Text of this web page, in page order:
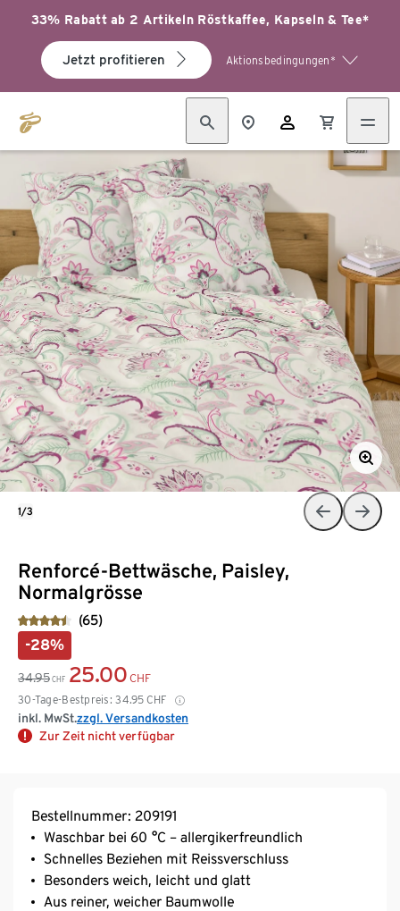
33% Rabatt ab 2 Artikeln Röstkaffee, Kapseln & Tee*
Jetzt profitieren Aktionsbedingungen*
Renforcé-Bettwäsche, Paisley,
Normalgrösse
(65)
-28%
34.95 CHF 25.00 CHF
30-Tage-Bestpreis: 34.95 CHF
inkl. MwSt.zzgl. Versandkosten
Zur Zeit nicht verfügbar
1/3
Bestellnummer: 209191
Waschbar bei 60 °C – allergikerfreundlich
Schnelles Beziehen mit Reissverschluss
Besonders weich, leicht und glatt
Aus reiner, weicher Baumwolle